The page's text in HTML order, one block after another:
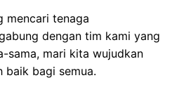
mencari tenaga
dengan tim kami yang
sama, mari kita wujudkan
baik bagi semua.